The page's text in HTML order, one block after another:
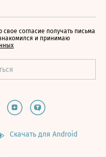
согласие получать письма
и принимаю
Скачать для Android